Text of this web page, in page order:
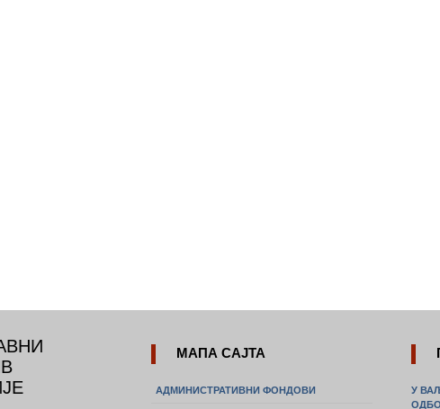
МАПА САЈТА
АДМИНИСТРАТИВНИ ФОНДОВИ
У